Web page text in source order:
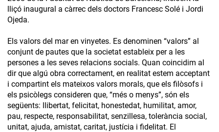
lliçó inaugural a càrrec dels doctors Francesc Solé i Jordi
Ojeda.
Els valors del mar en vinyetes. Es denominen “valors” al
conjunt de pautes que la societat estableix per a les
persones a les seves relacions socials. Quan coincidim al
dir que algú obra correctament, en realitat estem acceptant
i compartint els mateixos valors morals, que els filòsofs i
els psicòlegs consideren que, “més o menys”, són els
següents: llibertat, felicitat, honestedat, humilitat, amor,
pau, respecte, responsabilitat, senzillesa, tolerància social,
unitat, ajuda, amistat, caritat, justícia i fidelitat. El